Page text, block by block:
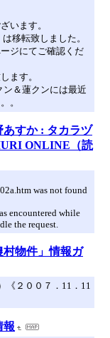
います。
移転致しました。
ジにてご確認くだ
ます。
＆蓮クンには最近
。
あすか : タカラヅ
ONLINE（読
was not found
encountered while
the request.
村物件」情報ガ
《２００７．11．11
報